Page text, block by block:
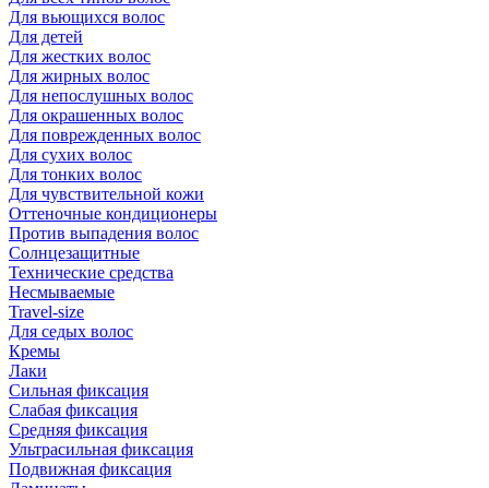
Для вьющихся волос
Для детей
Для жестких волос
Для жирных волос
Для непослушных волос
Для окрашенных волос
Для поврежденных волос
Для сухих волос
Для тонких волос
Для чувствительной кожи
Оттеночные кондиционеры
Против выпадения волос
Солнцезащитные
Технические средства
Несмываемые
Travel-size
Для седых волос
Кремы
Лаки
Сильная фиксация
Слабая фиксация
Средняя фиксация
Ультрасильная фиксация
Подвижная фиксация